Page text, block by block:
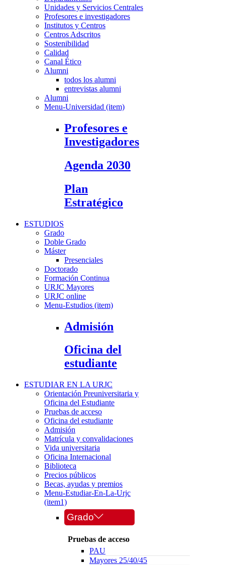
Unidades y Servicios Centrales
Profesores e investigadores
Institutos y Centros
Centros Adscritos
Sostenibilidad
Calidad
Canal Ético
Alumni
todos los alumni
entrevistas alumni
Alumni
Menu-Universidad (item)
Profesores e
Investigadores
Agenda 2030
Plan
Estratégico
ESTUDIOS
Grado
Doble Grado
Máster
Presenciales
Doctorado
Formación Continua
URJC Mayores
URJC online
Menu-Estudios (item)
Admisión
Oficina del
estudiante
ESTUDIAR EN LA URJC
Orientación Preuniversitaria y
Oficina del Estudiante
Pruebas de acceso
Oficina del estudiante
Admisión
Matrícula y convalidaciones
Vida universitaria
Oficina Internacional
Biblioteca
Precios públicos
Becas, ayudas y premios
Menu-Estudiar-En-La-Urjc
(item1)
Grado
Pruebas de acceso
PAU
Mayores 25/40/45